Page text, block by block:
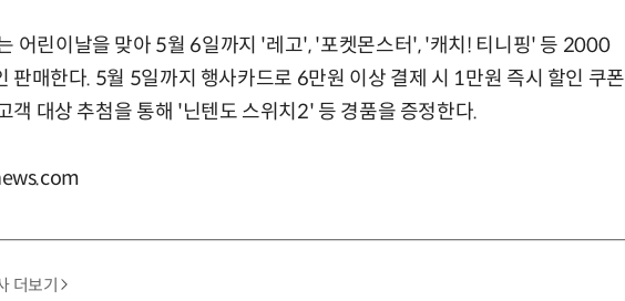
어린이날을 맞아 5월 6일까지 '레고', '포켓몬스터', '캐치! 티니핑' 등 2000
판매한다. 5월 5일까지 행사카드로 6만원 이상 결제 시 1만원 즉시 할인 쿠폰
객 대상 추첨을 통해 '닌텐도 스위치2' 등 경품을 증정한다.
더보기